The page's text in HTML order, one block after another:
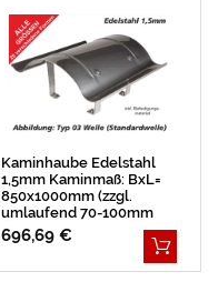
Kaminhaube Edelstahl
1,5mm Kaminmaß: BxL=
850x1000mm (zzgl.
umlaufend 70-100mm
Überstand)
696,69 €